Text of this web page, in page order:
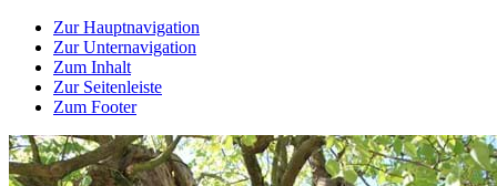
Zur Hauptnavigation
Zur Unternavigation
Zum Inhalt
Zur Seitenleiste
Zum Footer